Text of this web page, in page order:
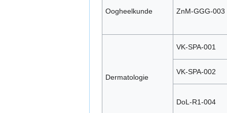
Oogheelkunde ZnM-GGG-003
Dermatologie
VK-SPA-001
VK-SPA-002
DoL-R1-004